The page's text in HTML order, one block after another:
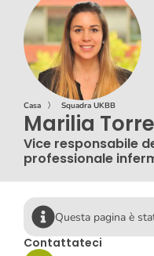
Casa 〉 Squadra UKBB
Marilia
Vice responsabile
professionale
Questa pagina è
Contattateci